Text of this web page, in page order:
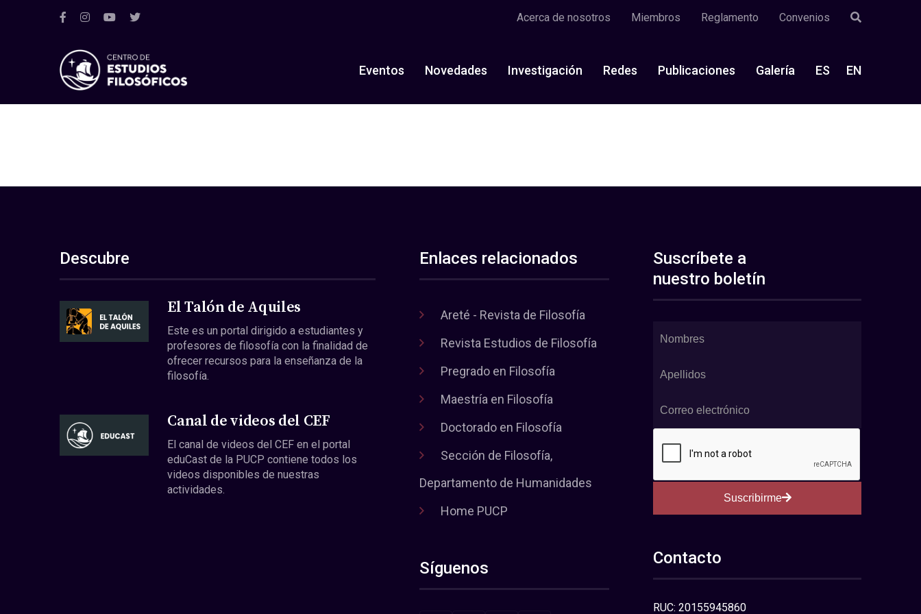
Acerca de nosotros Miembros Reglamento Convenios
Eventos Novedades Investigación Redes Publicaciones Galería ES EN
Descubre
El Talón de Aquiles
Este es un portal dirigido a estudiantes y
profesores de filosofía con la finalidad de
ofrecer recursos para la enseñanza de la
filosofía.
Canal de videos del CEF
El canal de videos del CEF en el portal
eduCast de la PUCP contiene todos los
videos disponibles de nuestras
actividades.
Enlaces relacionados
Areté - Revista de Filosofía
Revista Estudios de Filosofía
Pregrado en Filosofía
Maestría en Filosofía
Doctorado en Filosofía
Sección de Filosofía,
Departamento de Humanidades
Home PUCP
Síguenos
Suscríbete a
nuestro boletín
Suscribirme
Contacto
RUC: 20155945860